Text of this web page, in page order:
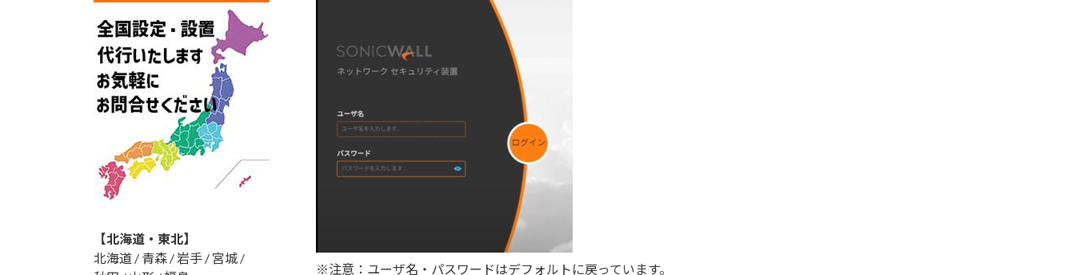
※注意：ユーザ名・パスワードはデフォルトに戻っています。
【北海道・東北】
北海道 / 青森 / 岩手 / 宮城 /